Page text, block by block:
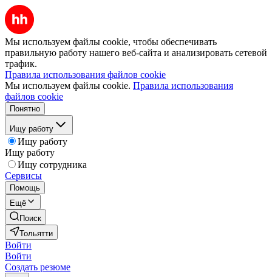
Мы используем файлы cookie, чтобы обеспечивать
правильную работу нашего веб-сайта и анализировать сетевой
трафик.
Правила использования файлов cookie
Мы используем файлы cookie. Правила использования
файлов cookie
Понятно
Ищу работу
Ищу работу
Ищу работу
Ищу сотрудника
Сервисы
Помощь
Ещё
Поиск
Тольятти
Войти
Войти
Создать резюме